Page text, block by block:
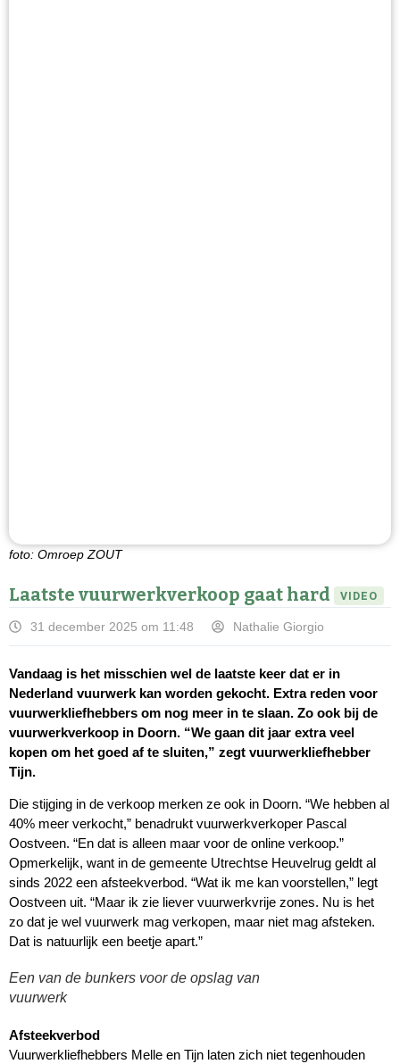
foto: Omroep ZOUT
Laatste vuurwerkverkoop gaat hard VIDEO
31 december 2025 om 11:48 Nathalie Giorgio
Vandaag is het misschien wel de laatste keer dat er in
Nederland vuurwerk kan worden gekocht. Extra reden voor
vuurwerkliefhebbers om nog meer in te slaan. Zo ook bij de
vuurwerkverkoop in Doorn. “We gaan dit jaar extra veel
kopen om het goed af te sluiten,” zegt vuurwerkliefhebber
Tijn.
Die stijging in de verkoop merken ze ook in Doorn. “We hebben al
40% meer verkocht,” benadrukt vuurwerkverkoper Pascal
Oostveen. “En dat is alleen maar voor de online verkoop.”
Opmerkelijk, want in de gemeente Utrechtse Heuvelrug geldt al
sinds 2022 een afsteekverbod. “Wat ik me kan voorstellen,” legt
Oostveen uit. “Maar ik zie liever vuurwerkvrije zones. Nu is het
zo dat je wel vuurwerk mag verkopen, maar niet mag afsteken.
Dat is natuurlijk een beetje apart.”
Een van de bunkers voor de opslag van
vuurwerk
Afsteekverbod
Vuurwerkliefhebbers Melle en Tijn laten zich niet tegenhouden